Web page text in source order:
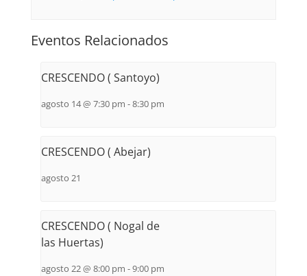
Eventos Relacionados
CRESCENDO ( Santoyo)
agosto 14 @ 7:30 pm -8:30 pm
CRESCENDO ( Abejar)
agosto 21
CRESCENDO ( Nogal de
las Huertas)
agosto 22 @ 8:00 pm -9:00 pm